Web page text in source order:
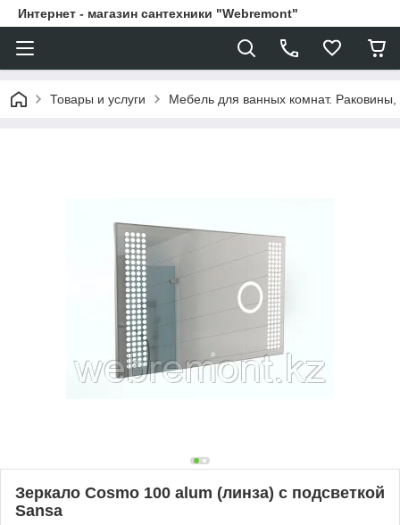
Интернет - магазин сантехники "Webremont"
Товары и услуги Мебель для ванных комнат.
Зеркало Cosmo 100 alum (линза) с подсветкой
Sansa